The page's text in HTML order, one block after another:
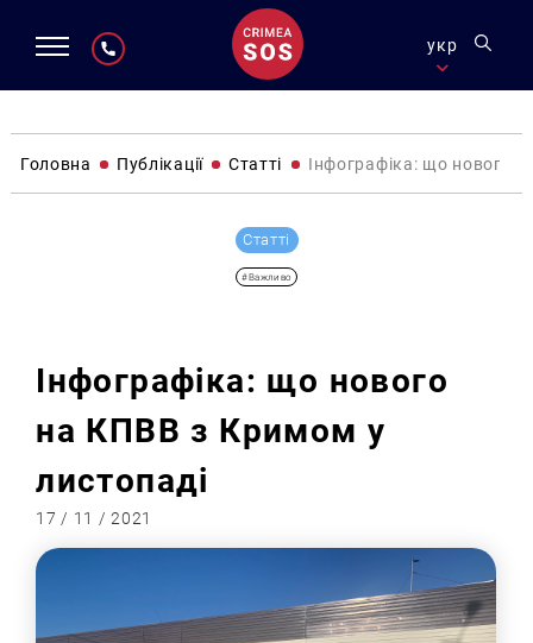
укр
Головна Публікації Статті Інфографіка: що нового
Статті
#Важливо
Інфографіка: що нового
на КПВВ з Кримом у
листопаді
17 / 11 / 2021